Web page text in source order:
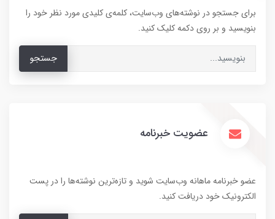
برای جستجو در نوشته‌های وب‌سایت، کلمه‌ی کلیدی مورد نظر خود را
بنویسید و بر روی دکمه کلیک کنید.
جستجو
عضویت خبرنامه
عضو خبرنامه ماهانه وب‌سایت شوید و تازه‌ترین نوشته‌ها را در پست
الکترونیک خود دریافت کنید.